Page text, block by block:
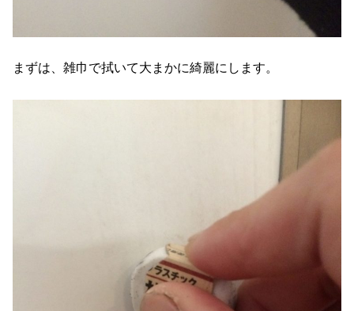
まずは、雑巾で拭いて大まかに綺麗にします。